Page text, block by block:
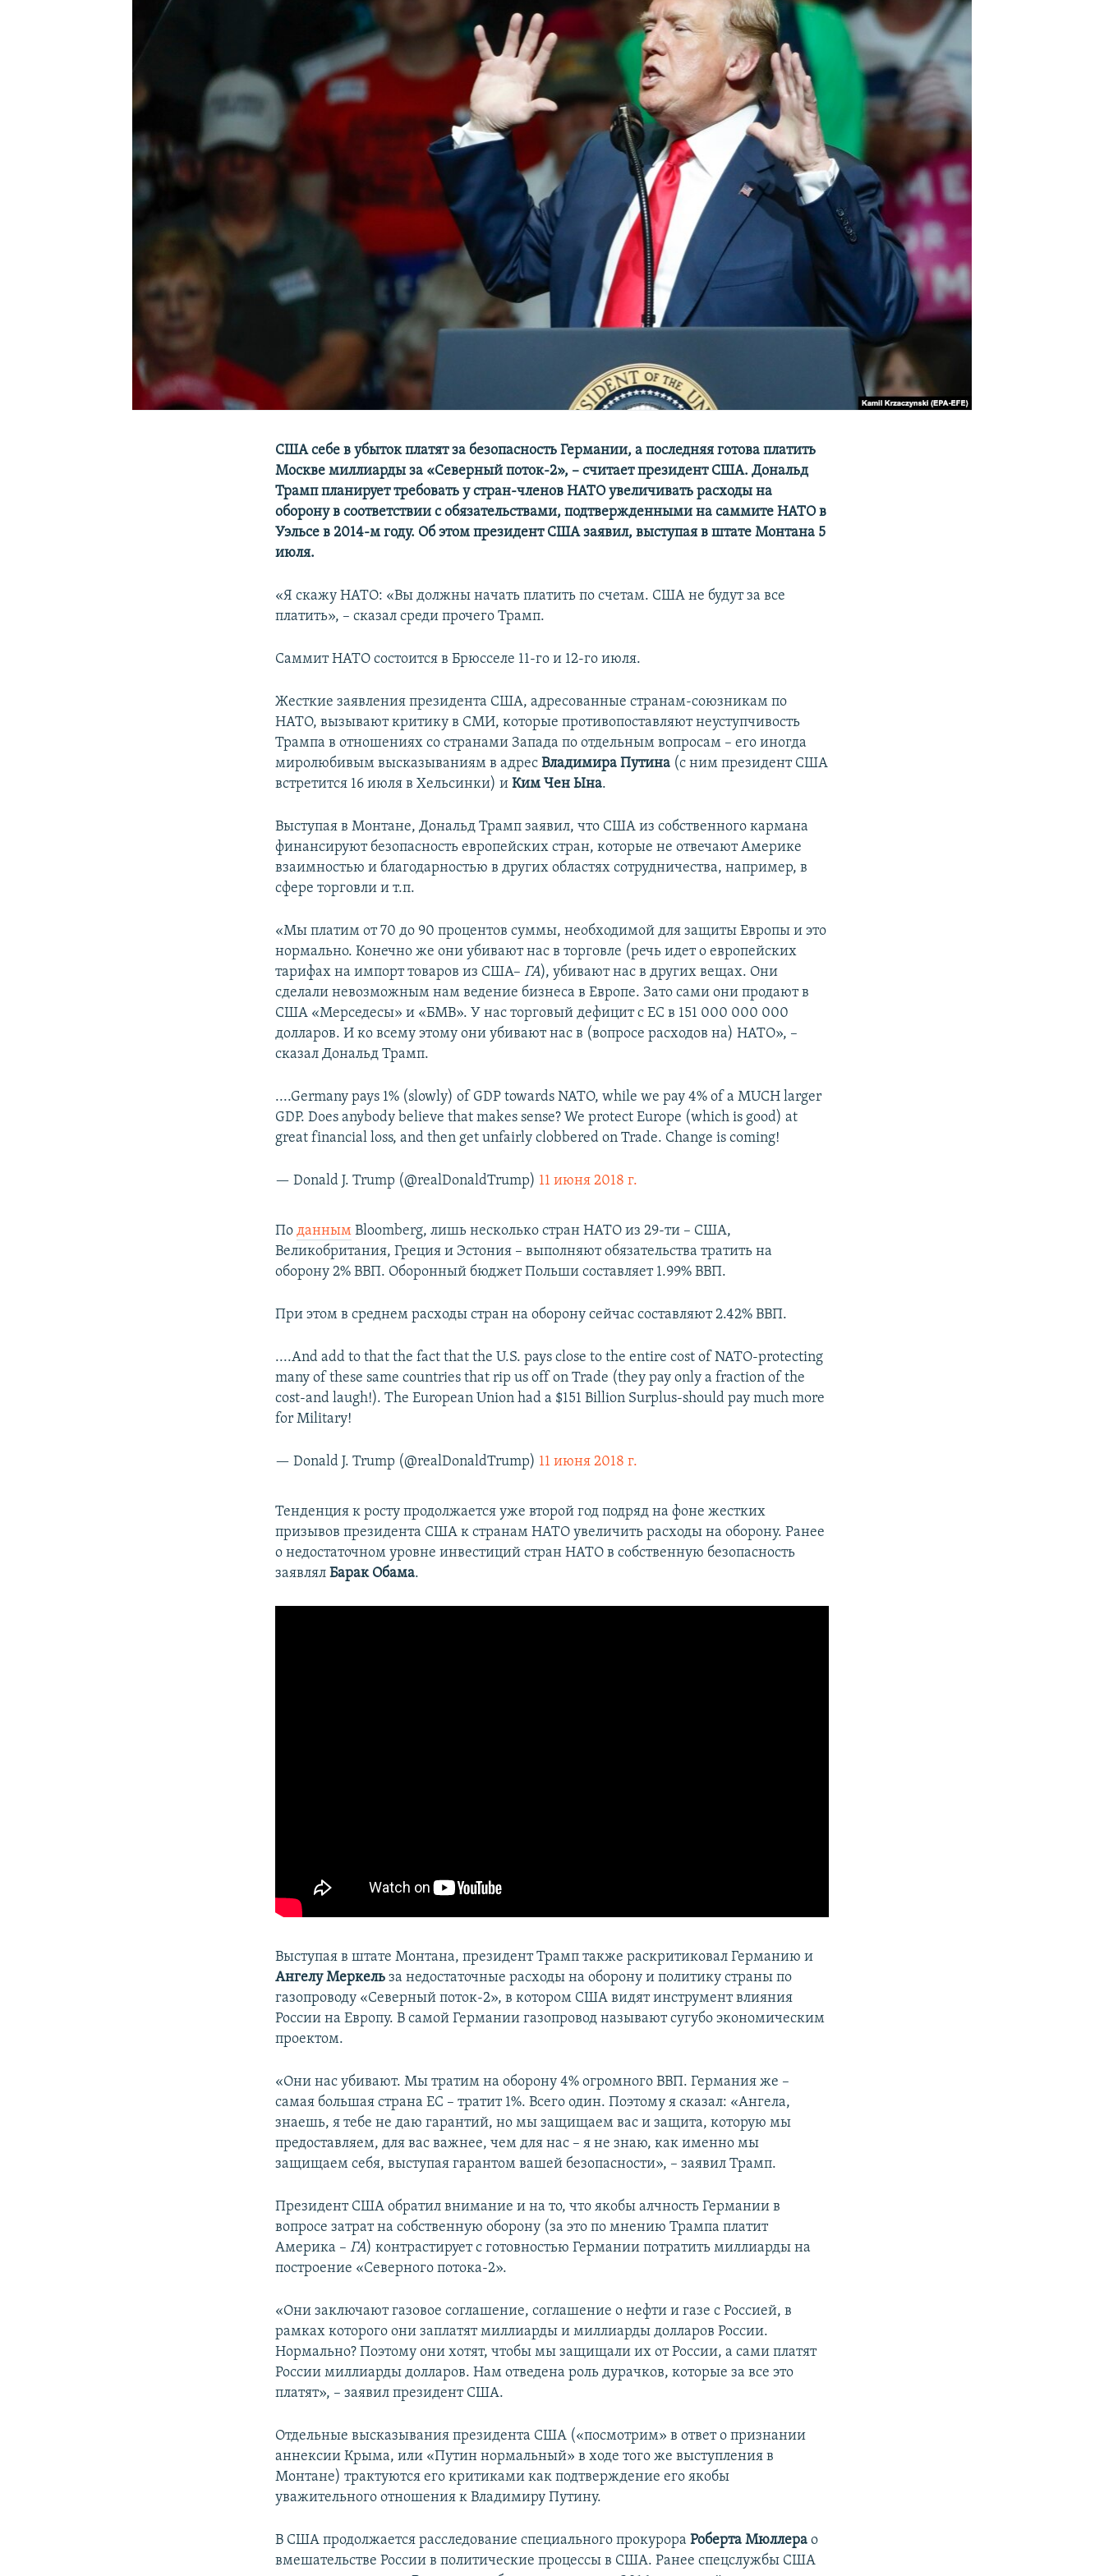
США себе в убыток платят за безопасность Германии, а последняя готова платить
Москве миллиарды за «Северный поток-2», – считает президент США. Дональд
Трамп планирует требовать у стран-членов НАТО увеличивать расходы на
оборону в соответствии с обязательствами, подтвержденными на саммите НАТО в
Уэльсе в 2014-м году. Об этом президент США заявил, выступая в штате Монтана 5
июля.
«Я скажу НАТО: «Вы должны начать платить по счетам. США не будут за все
платить», – сказал среди прочего Трамп.
Саммит НАТО состоится в Брюсселе 11-го и 12-го июля.
Жесткие заявления президента США, адресованные странам-союзникам по
НАТО, вызывают критику в СМИ, которые противопоставляют неуступчивость
Трампа в отношениях со странами Запада по отдельным вопросам – его иногда
миролюбивым высказываниям в адресВладимира Путина (с ним президент США
встретится 16 июля в Хельсинки) иКим Чен Ына.
Выступая в Монтане, Дональд Трамп заявил, что США из собственного кармана
финансируют безопасность европейских стран, которые не отвечают Америке
взаимностью и благодарностью в других областях сотрудничества, например, в
сфере торговли и т.п.
«Мы платим от 70 до 90 процентов суммы, необходимой для защиты Европы и это
нормально. Конечно же они убивают нас в торговле (речь идет о европейских
тарифах на импорт товаров из США–ГА), убивают нас в других вещах. Они
сделали невозможным нам ведение бизнеса в Европе. Зато сами они продают в
США «Мерседесы» и «БМВ». У нас торговый дефицит с ЕС в 151 000 000 000
долларов. И ко всему этому они убивают нас в (вопросе расходов на) НАТО», –
сказал Дональд Трамп.
....Germany pays 1% (slowly) of GDP towards NATO, while we pay 4% of a MUCH larger
GDP. Does anybody believe that makes sense? We protect Europe (which is good) at
great financial loss, and then get unfairly clobbered on Trade. Change is coming!
— Donald J. Trump (@realDonaldTrump) 11 июня 2018 г.
Поданным Bloomberg, лишь несколько стран НАТО из 29-ти – США,
Великобритания, Греция и Эстония – выполняют обязательства тратить на
оборону 2% ВВП. Оборонный бюджет Польши составляет 1.99% ВВП.
При этом в среднем расходы стран на оборону сейчас составляют 2.42% ВВП.
....And add to that the fact that the U.S. pays close to the entire cost of NATO-protecting
many of these same countries that rip us off on Trade (they pay only a fraction of the
cost-and laugh!). The European Union had a $151 Billion Surplus-should pay much more
for Military!
— Donald J. Trump (@realDonaldTrump) 11 июня 2018 г.
Тенденция к росту продолжается уже второй год подряд на фоне жестких
призывов президента США к странам НАТО увеличить расходы на оборону. Ранее
о недостаточном уровне инвестиций стран НАТО в собственную безопасность
заявлялБарак Обама.
Выступая в штате Монтана, президент Трамп также раскритиковал Германию и
Ангелу Меркель за недостаточные расходы на оборону и политику страны по
газопроводу «Северный поток-2», в котором США видят инструмент влияния
России на Европу. В самой Германии газопровод называют сугубо экономическим
проектом.
«Они нас убивают. Мы тратим на оборону 4% огромного ВВП. Германия же –
самая большая страна ЕС – тратит 1%. Всего один. Поэтому я сказал: «Ангела,
знаешь, я тебе не даю гарантий, но мы защищаем вас и защита, которую мы
предоставляем, для вас важнее, чем для нас – я не знаю, как именно мы
защищаем себя, выступая гарантом вашей безопасности», – заявил Трамп.
Президент США обратил внимание и на то, что якобы алчность Германии в
вопросе затрат на собственную оборону (за это по мнению Трампа платит
Америка –ГА) контрастирует с готовностью Германии потратить миллиарды на
построение «Северного потока-2».
«Они заключают газовое соглашение, соглашение о нефти и газе с Россией, в
рамках которого они заплатят миллиарды и миллиарды долларов России.
Нормально? Поэтому они хотят, чтобы мы защищали их от России, а сами платят
России миллиарды долларов. Нам отведена роль дурачков, которые за все это
платят», – заявил президент США.
Отдельные высказывания президента США («посмотрим» в ответ о признании
аннексии Крыма, или «Путин нормальный» в ходе того же выступления в
Монтане) трактуются его критиками как подтверждение его якобы
уважительного отношения к Владимиру Путину.
В США продолжается расследование специального прокурораРоберта Мюллера о
вмешательстве России в политические процессы в США. Ранее спецслужбы США